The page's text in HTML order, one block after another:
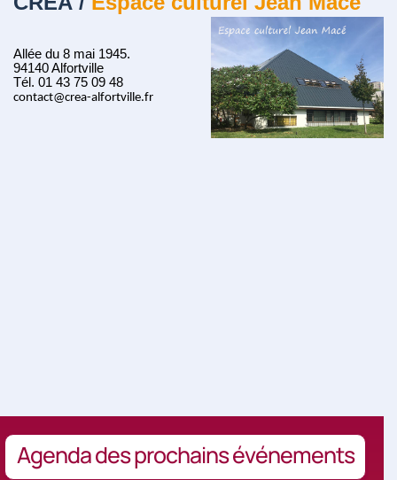
Allée du 8 mai 1945.
94140 Alfortville
Tél. 01 43 75 09 48
contact@crea-alfortville.fr
Agenda des prochains événements